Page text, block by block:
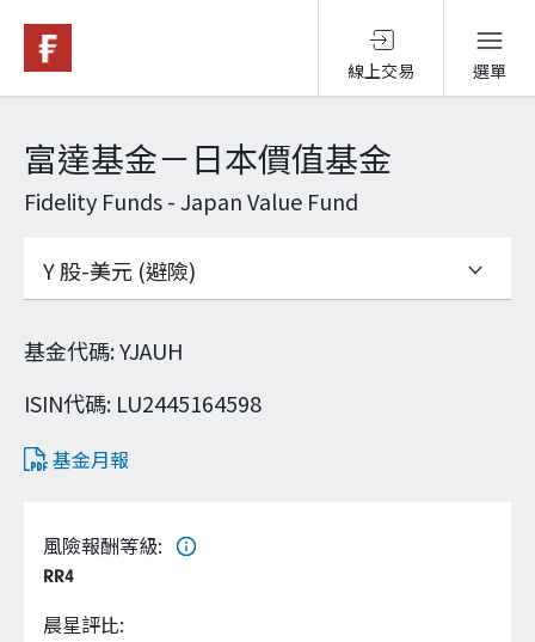
線上交易 選單
基金與配息
永續投資
投資洞見
關於富達
企業永續
客戶服務
富達基金－日本價值基金
Fidelity Funds - Japan Value Fund
基金代碼:YJAUH
ISIN代碼: LU2445164598
基金月報
風險報酬等級:
RR4
晨星評比: